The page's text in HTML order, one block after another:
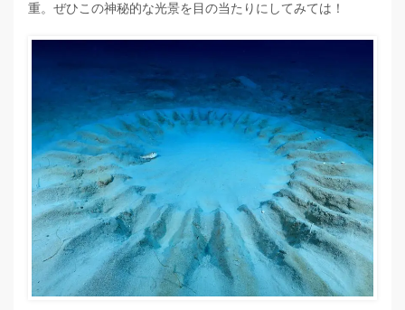
重。ぜひこの神秘的な光景を目の当たりにしてみては！